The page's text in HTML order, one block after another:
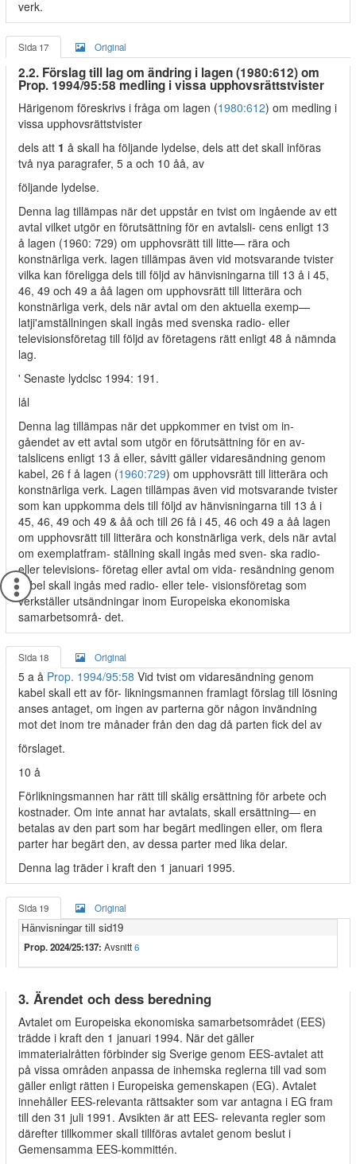
verk.
Sida 17 Original
2.2. Förslag till lag om ändring i lagen (1980:612) om
Prop. 1994/95:58 medling i vissa upphovsrättstvister
Härigenom föreskrivs i fråga om lagen (1980:612) om medling i
vissa upphovsrättstvister
dels att 1 å skall ha följande lydelse, dels att det skall införas
två nya paragrafer, 5 a och 10 åå, av
följande lydelse.
Denna lag tillämpas när det uppstår en tvist om ingående av ett
avtal vilket utgör en förutsättning för en avtalsli- cens enligt 13
å lagen (1960: 729) om upphovsrätt till litte— rära och
konstnärliga verk. lagen tillämpas även vid motsvarande tvister
vilka kan föreligga dels till följd av hänvisningarna till 13 å i 45,
46, 49 och 49 a åå lagen om upphovsrätt till litterära och
konstnärliga verk, dels när avtal om den aktuella exemp—
latji'amställningen skall ingås med svenska radio- eller
televisionsföretag till följd av företagens rätt enligt 48 å nämnda
lag.
' Senaste lydclsc 1994: 191.
lål
Denna lag tillämpas när det uppkommer en tvist om in-
gåendet av ett avtal som utgör en förutsättning för en av-
talslicens enligt 13 å eller, såvitt gäller vidaresändning genom
kabel, 26 f å lagen (1960:729) om upphovsrätt till litterära och
konstnärliga verk. Lagen tillämpas även vid motsvarande tvister
som kan uppkomma dels till följd av hänvisningarna till 13 å i
45, 46, 49 och 49 & åå och till 26 få i 45, 46 och 49 a åå lagen
om upphovsrätt till litterära och konstnärliga verk, dels när avtal
om exemplatfram- ställning skall ingås med sven- ska radio-
eller televisions- företag eller avtal om vida- resändning genom
kabel skall ingås med radio- eller tele- visionsföretag som
verkställer utsändningar inom Europeiska ekonomiska
samarbetsområ- det.
Sida 18 Original
5 a å Prop. 1994/95:58 Vid tvist om vidaresändning genom
kabel skall ett av för- likningsmannen framlagt förslag till lösning
anses antaget, om ingen av parterna gör någon invändning
mot det inom tre månader från den dag då parten fick del av
förslaget.
10 å
Förlikningsmannen har rätt till skälig ersättning för arbete och
kostnader. Om inte annat har avtalats, skall ersättning— en
betalas av den part som har begärt medlingen eller, om flera
parter har begärt den, av dessa parter med lika delar.
Denna lag träder i kraft den 1 januari 1995.
Sida 19 Original
Hänvisningar till sid19
Prop. 2024/25:137: Avsnitt6
3. Ärendet och dess beredning
Avtalet om Europeiska ekonomiska samarbetsområdet (EES)
trädde i kraft den 1 januari 1994. När det gäller
immaterialråtten förbinder sig Sverige genom EES-avtalet att
på vissa områden anpassa de inhemska reglerna till vad som
gäller enligt rätten i Europeiska gemenskapen (EG). Avtalet
innehåller EES-relevanta rättsakter som var antagna i EG fram
till den 31 juli 1991. Avsikten är att EES- relevanta regler som
därefter tillkommer skall tillföras avtalet genom beslut i
Gemensamma EES-kommittén.